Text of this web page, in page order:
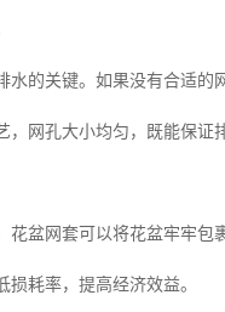
的关键。如果没有合适的
，网孔大小均匀，既能保证
盆网套可以将花盆牢牢包
耗率，提高经济效益。